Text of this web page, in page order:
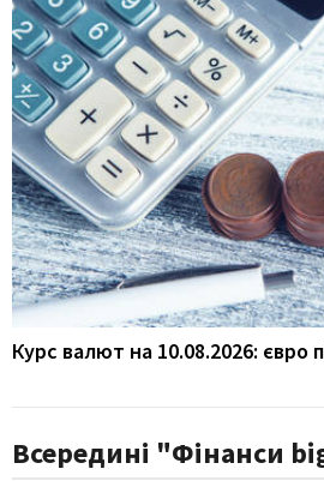
Курс валют на 10.08.2026: євро
Всередині "Фінанси